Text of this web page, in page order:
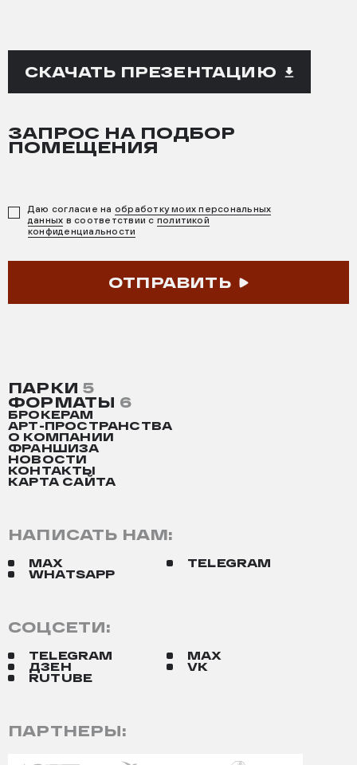
СКАЧАТЬ ПРЕЗЕНТАЦИЮ
ПАРКИ 5
ФОРМАТЫ 6
БРОКЕРАМ
АРТ-ПРОСТРАНСТВА
О КОМПАНИИ
ФРАНШИЗА
НОВОСТИ
КОНТАКТЫ
КАРТА САЙТА
ЗАПРОС НА ПОДБОР
ПОМЕЩЕНИЯ
Даю согласие на обработку моих персональных
данных в соответствии с политикой
конфиденциальности
ОТПРАВИТЬ
ПАРТНЕРЫ:
СОЦСЕТИ:
TELEGRAM
MAX
ДЗЕН
VK
RUTUBE
НАПИСАТЬ НАМ:
MAX
TELEGRAM
WHATSAPP